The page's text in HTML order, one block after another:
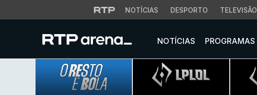
NOTÍCIAS DESPORTO TELEVISÃO
NOTÍCIAS PROGRAMAS